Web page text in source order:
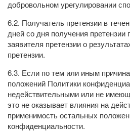
добровольном урегулировании
6.2. Получатель претензии в
дней со дня получения
заявителя претензии о
претензии.
6.3. Если по тем или иным
положений Политики
недействительными или не
это не оказывает влияния на
применимость остальных
конфиденциальности.